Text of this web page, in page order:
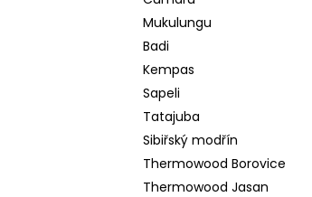
Mukulungu
Badi
Kempas
Sapeli
Tatajuba
Sibiřský modřín
Thermowood Borovice
Thermowood Jasan
NASTAVITELNÝ TERČ BUZON PB-01
74,78 Kč